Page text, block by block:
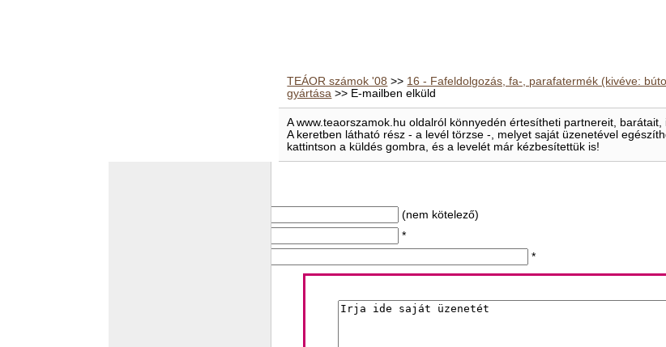
TEÁOR számok '08 >> 16 - Fafeldolgozás, fa-, parafatermék (kivéve:
gyártása >> E-mailben elküld
A www.teaorszamok.hu oldalról könnyedén értesítheti partnereit,
A keretben látható rész - a levél törzse -, melyet saját üzenetével
kattintson a küldés gombra, és a levelét már kézbesítettük is!
(nem kötelező)
*
*